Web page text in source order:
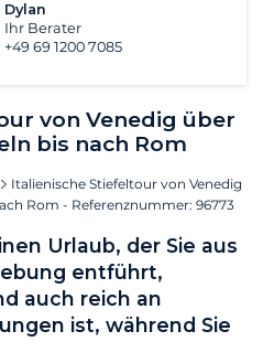
von Venedig über
bis nach Rom
Italienische Stiefeltour von Venedig
Rom - Referenznummer: 96773
Urlaub, der Sie aus
entführt,
auch reich an
ist, während Sie
Dylan
Ihr Berater
+49 69 1200 7085